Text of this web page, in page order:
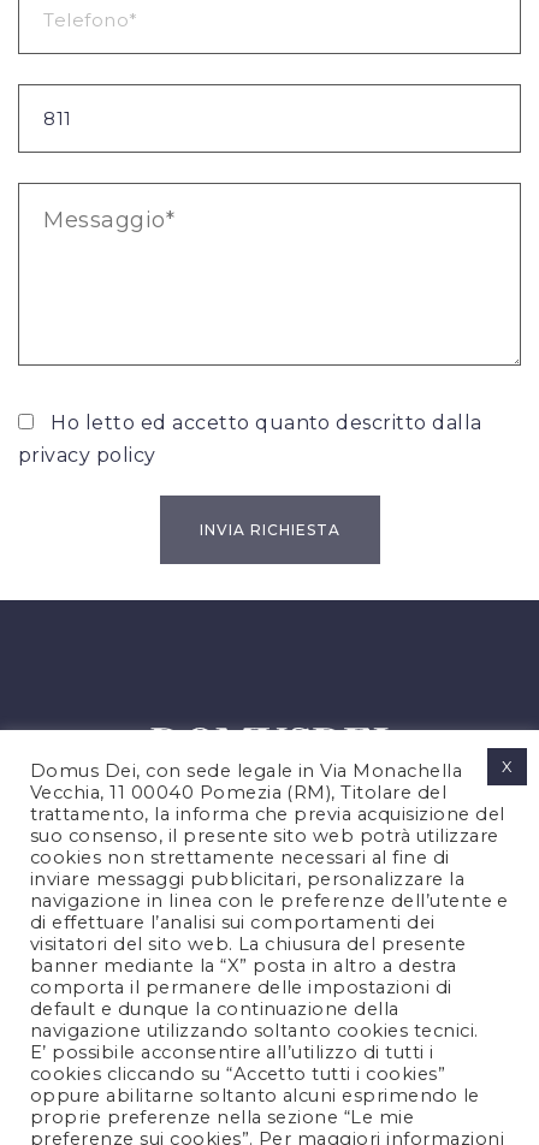
Ho letto ed accetto quanto descritto dalla
privacy policy
PRIVACY POLICY
COOKIES POLICY
NOTE LEGALI
CONTATTACI
FOLLOW US
Domus Dei, con sede legale in Via Monachella
Vecchia, 11 00040 Pomezia (RM), Titolare del
trattamento, la informa che previa acquisizione del
suo consenso, il presente sito web potrà utilizzare
cookies non strettamente necessari al fine di
inviare messaggi pubblicitari, personalizzare la
navigazione in linea con le preferenze dell’utente e
di effettuare l’analisi sui comportamenti dei
visitatori del sito web. La chiusura del presente
banner mediante la “X” posta in altro a destra
comporta il permanere delle impostazioni di
default e dunque la continuazione della
navigazione utilizzando soltanto cookies tecnici.
E’ possibile acconsentire all’utilizzo di tutti i
cookies cliccando su “Accetto tutti i cookies”
oppure abilitarne soltanto alcuni esprimendo le
proprie preferenze nella sezione “Le mie
preferenze sui cookies”. Per maggiori informazioni
X